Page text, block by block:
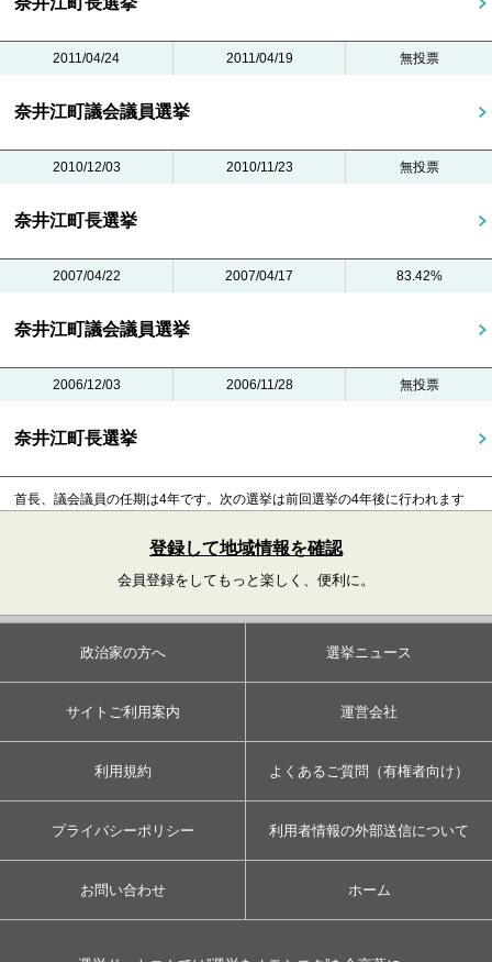
2011/04/24 2011/04/19 無投票
奈井江町議会議員選挙
2010/12/03 2010/11/23 無投票
奈井江町長選挙
2007/04/22 2007/04/17 83.42%
奈井江町議会議員選挙
2006/12/03 2006/11/28 無投票
奈井江町長選挙
首長、議会議員の任期は4年です。 次の選挙は前回選挙の4年後に行われます
登録して地域情報を確認
会員登録をしてもっと楽しく、便利に。
政治家の方へ 選挙ニュース
サイトご利用案内 運営会社
利用規約 よくあるご質問（有権者向け）
プライバシーポリシー 利用者情報の外部送信について
お問い合わせ ホーム